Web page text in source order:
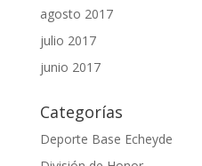
agosto 2017
julio 2017
junio 2017
Categorías
Deporte Base Echeyde